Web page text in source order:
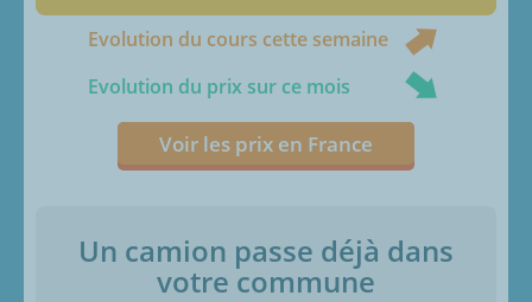
Evolution du cours cette semaine
Evolution du prix sur ce mois
Voir les prix en France
Un camion passe déjà dans
votre commune